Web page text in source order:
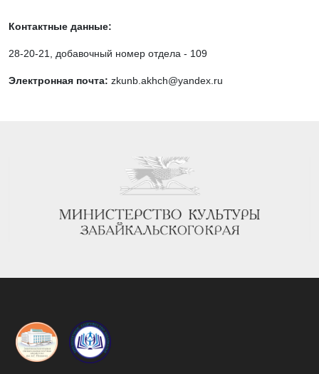
Контактные данные:
28-20-21, добавочный номер отдела - 109
Электронная почта: zkunb.akhch@yandex.ru